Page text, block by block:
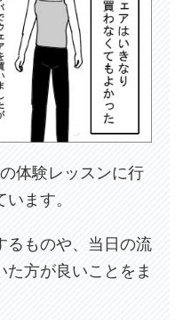
体験レッスンに行
ます。
るものや、当日の流
方が良いことをま